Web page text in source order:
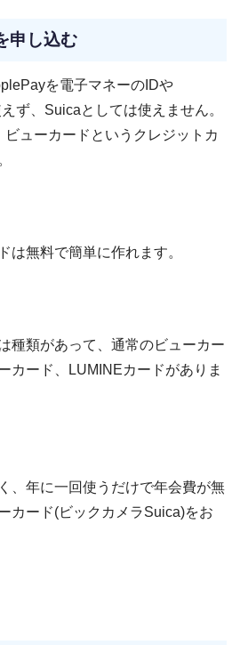
申し込む
を電子マネーのIDや
ず、Suicaとしては使えません。
ューカードというクレジットカ
は無料で簡単に作れます。
種類があって、通常のビューカー
カード、LUMINEカードがありま
、年に一回使うだけで年会費が無
カード(ビックカメラSuica)をお